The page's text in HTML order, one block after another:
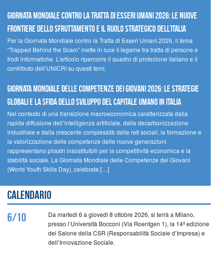
GIORNATA MONDIALE CONTRO LA TRATTA DI ESSERI UMANI 2026: LE NUOVE
FRONTIERE DELLO SFRUTTAMENTO E IL RUOLO STRATEGICO DELL’ITALIA
Per la Giornata Mondiale contro la Tratta di Esseri Umani 2026, il tema
“Trapped Behind the Scam” mette in luce il legame tra tratta di persone e
frodi informatiche. L’articolo ripercorre il quadro di protezione italiano e il
contributo dell’UNICRI su questi temi.
GIORNATA MONDIALE DELLE COMPETENZE DEI GIOVANI 2026: LE STRATEGIE
GLOBALI E LA SFIDA DELLO SVILUPPO DEL CAPITALE UMANO IN ITALIA
Nel contesto di una transizione macroeconomica caratterizzata dalla
rapida diffusione dell’intelligenza artificiale, dalla decarbonizzazione
industriale e dalla crescente complessità delle reti sociali, la formazione e
la valorizzazione delle competenze delle nuove generazioni
rappresentano pilastri insostituibili per la competitività economica e la
stabilità sociale. La Giornata Mondiale delle Competenze dei Giovani
(World Youth Skills Day), celebrata […]
Calendario
6/10
Da martedì 6 a giovedì 8 ottobre 2026, si terrà a Milano,
presso l’Università Bocconi (Via Roentgen 1), la 14ª edizione
del Salone della CSR (Responsabilità Sociale d’Impresa) e
dell’Innovazione Sociale.